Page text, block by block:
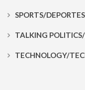
SPORTS/DEPORTES
TALKING
TECHNOLOGY/